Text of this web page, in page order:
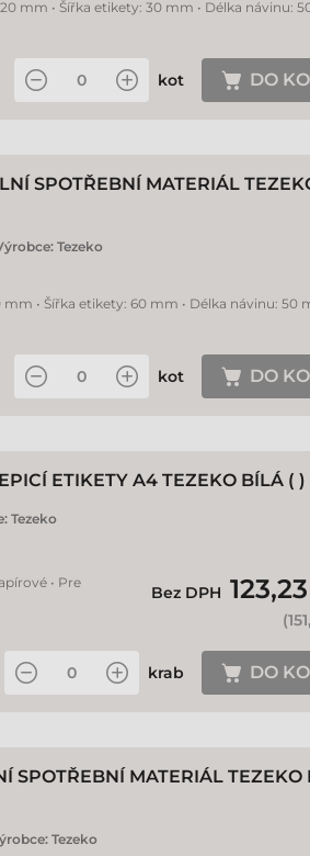
mm • Šířka etikety: 30 mm • Délka návinu:
kot DO
SPOTŘEBNÍ MATERIÁL
Tezeko
• Šířka etikety: 60 mm • Délka návinu: 50
kot DO
ETIKETY A4 TEZEKO BÍLÁ ( )
Tezeko
• Pre
Bez DPH
(
krab DO
SPOTŘEBNÍ MATERIÁL TEZEKO
Tezeko